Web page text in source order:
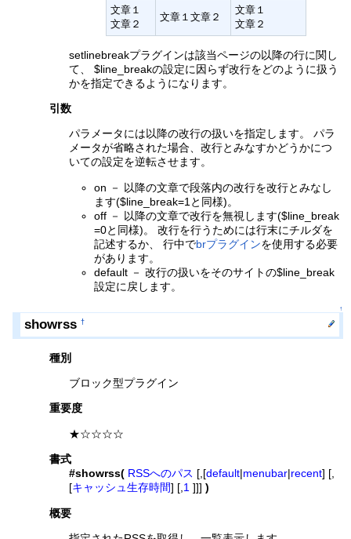
文章１
文章２
文章１文章２
文章１
文章２
setlinebreakプラグインは該当ページの以降の行に関し
て、 $line_breakの設定に因らず改行をどのように扱う
かを指定できるようになります。
引数
パラメータには以降の改行の扱いを指定します。 パラ
メータが省略された場合、改行とみなすかどうかにつ
いての設定を逆転させます。
on － 以降の文章で段落内の改行を改行とみなし
ます($line_break=1と同様)。
off － 以降の文章で改行を無視します($line_break
=0と同様)。 改行を行うためには行末にチルダを
記述するか、 行中でbrプラグインを使用する必要
があります。
default － 改行の扱いをそのサイトの$line_break
設定に戻します。
↑
showrss †
種別
ブロック型プラグイン
重要度
★☆☆☆☆
書式
#showrss( RSSへのパス [,[default|menubar|recent] [,
[キャッシュ生存時間] [, 1 ]]])
概要